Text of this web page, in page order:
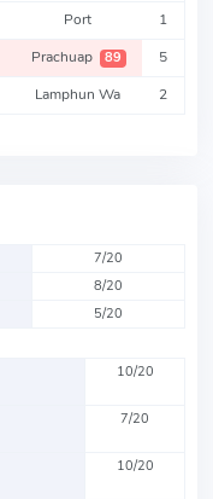
Port 1
Prachuap 89 5
Lamphun Wa 2
7/20
8/20
5/20
10/20
7/20
10/20